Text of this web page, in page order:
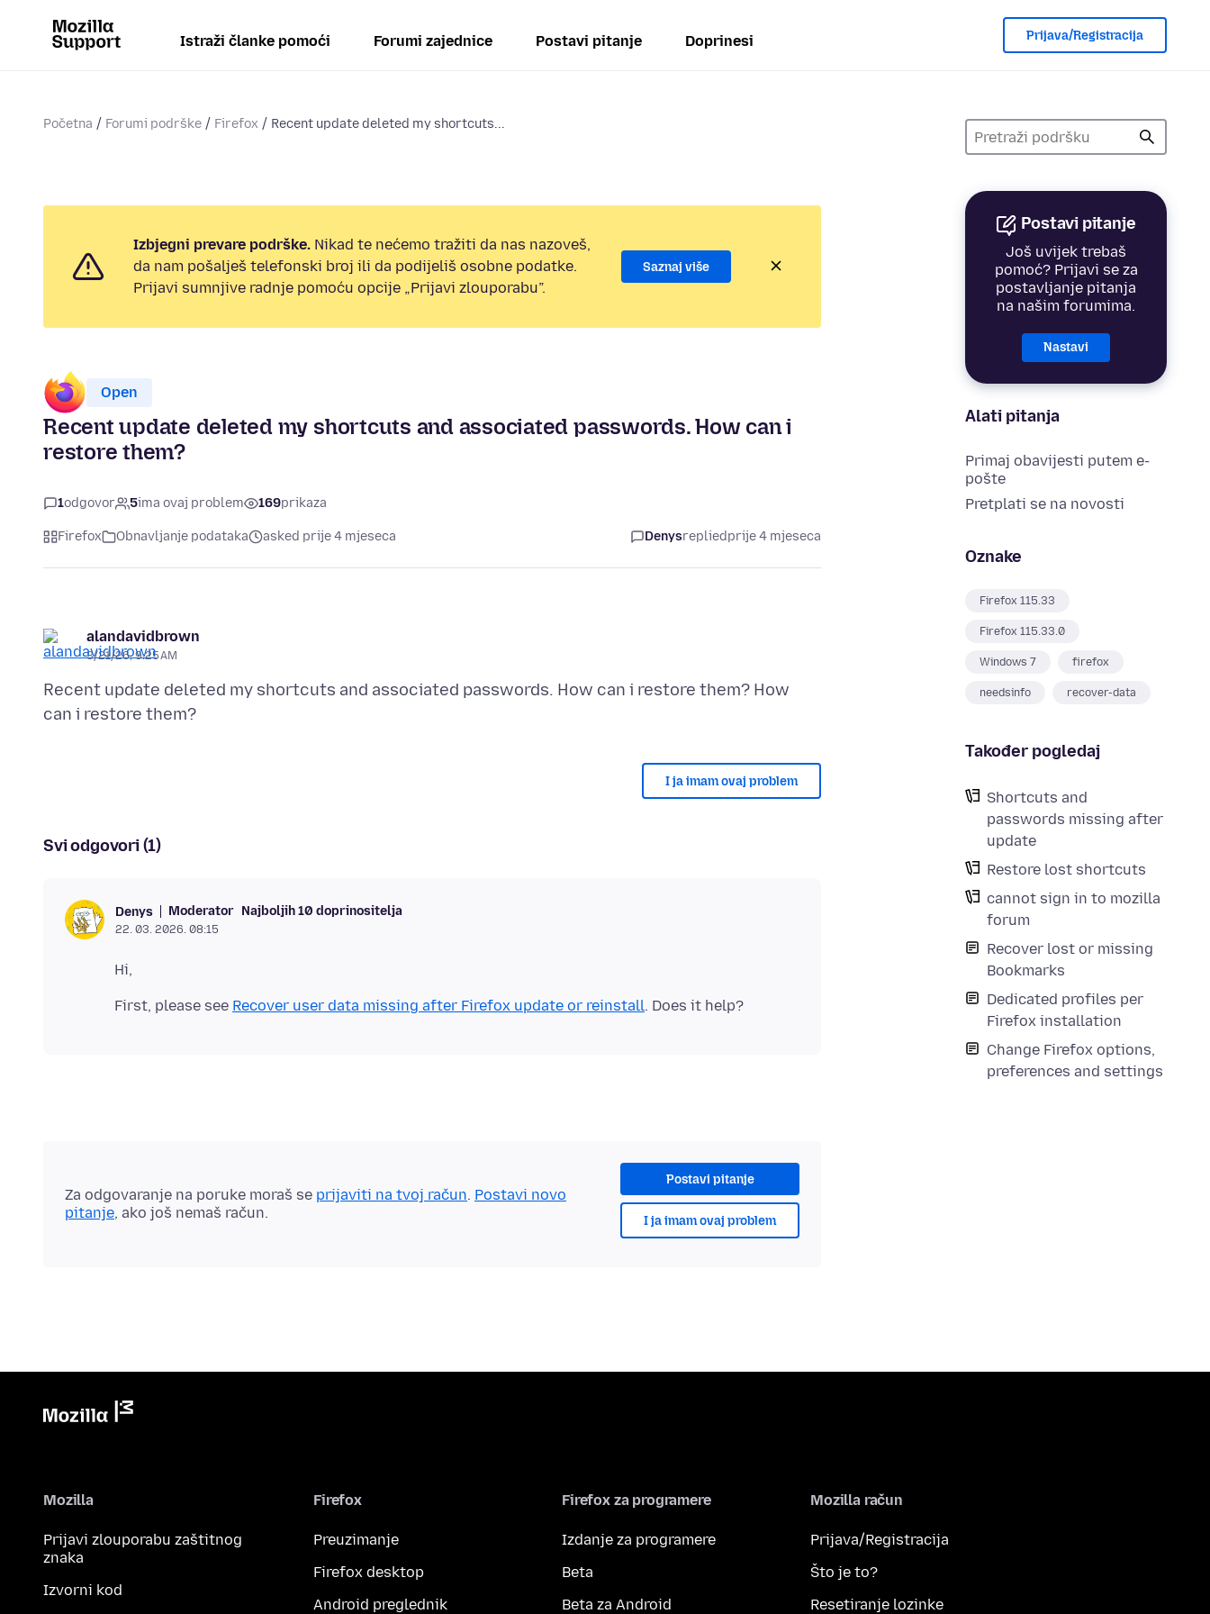
Istraži članke pomoći Forumi zajednice Postavi pitanje Doprinesi Prijava/Registracija
Početna Forumi podrške Firefox Recent update deleted my shortcuts...
Postavi pitanje
Još uvijek trebaš
pomoć? Prijavi se za
postavljanje pitanja
na našim forumima.
Nastavi
Alati pitanja
Primaj obavijesti putem e-
pošte
Pretplati se na novosti
Oznake
Firefox 115.33
Firefox 115.33.0
Windows 7 firefox
needsinfo recover-data
Također pogledaj
Shortcuts and
passwords missing after
update
Restore lost shortcuts
cannot sign in to mozilla
forum
Recover lost or missing
Bookmarks
Dedicated profiles per
Firefox installation
Change Firefox options,
preferences and settings
Izbjegni prevare podrške. Nikad te nećemo tražiti da nas nazoveš,
da nam pošalješ telefonski broj ili da podijeliš osobne podatke.
Prijavi sumnjive radnje pomoću opcije „Prijavi zlouporabu”.
Saznaj više
Open
Recent update deleted my shortcuts and associated passwords. How can i
restore them?
1odgovor 5ima ovaj problem 169prikaza
Firefox Obnavljanje podataka asked prije 4 mjeseca Denysrepliedprije 4 mjeseca
alandavidbrown
3/21/26, 9:25 AM
Recent update deleted my shortcuts and associated passwords. How can i restore them? How
I ja imam ovaj problem
Svi odgovori (1)
Denys Moderator Najboljih 10 doprinositelja
22. 03. 2026. 08:15
First, please see Recover user data missing after Firefox update or reinstall
Postavi pitanje
I ja imam ovaj problem
Za odgovaranje na poruke moraš se prijaviti na tvoj račun. Postavi novo
pitanje, ako još nemaš račun.
Mozilla
Prijavi zlouporabu zaštitnog
znaka
Izvorni kod
Firefox
Preuzimanje
Firefox desktop
Android preglednik
Firefox za programere
Izdanje za programere
Beta
Beta za Android
Mozilla račun
Prijava/Registracija
Što je to?
Resetiranje lozinke